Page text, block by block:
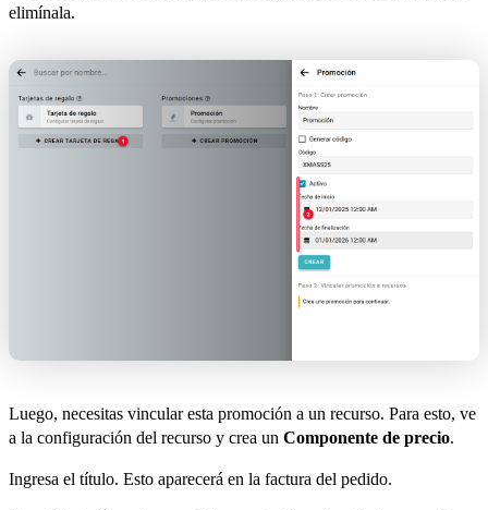
elimínala.
Luego, necesitas vincular esta promoción a un recurso. Para esto, ve
a la configuración del recurso y crea un Componente de precio.
Ingresa el título. Esto aparecerá en la factura del pedido.